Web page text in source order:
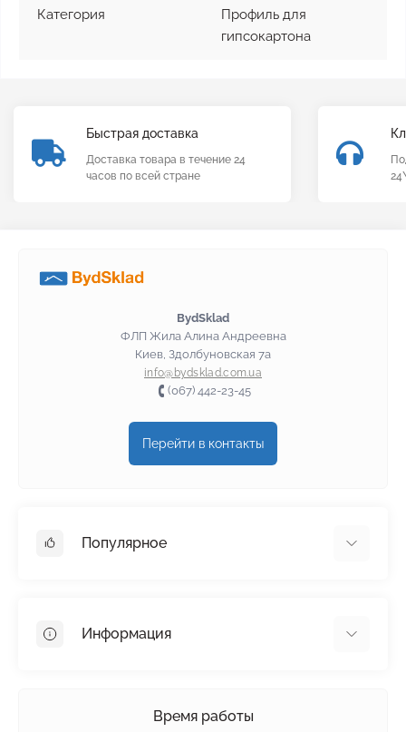
Категория
Профиль для
гипсокартона
Быстрая доставка
Доставка товара в течение 24
часов по всей стране
BydSklad
ФЛП Жила Алина Андреевна
Киев, Здолбуновская 7а
info@bydsklad.com.ua
(067) 442-23-45
Перейти в контакты
Популярное
Пенопласт
Информация
Время работы